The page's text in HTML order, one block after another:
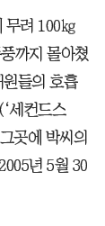
무려 100㎏
까지 몰아쳤
들의 호흡
세컨드스
곳에 박씨의
년 5월 30